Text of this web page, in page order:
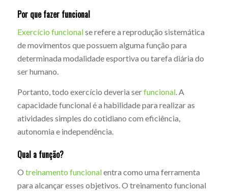
Por que fazer funcional
Exercício funcionalse refere a reprodução sistemática
de movimentos que possuem alguma função para
determinada modalidade esportiva ou tarefa diária do
ser humano.
Portanto, todo exercício deveria serfuncional. A
capacidade funcional é a habilidade para realizar as
atividades simples do cotidiano com eficiência,
autonomia e independência.
Qual a função?
O treinamento funcionalentra como uma ferramenta
para alcançar esses objetivos. O treinamento funcional